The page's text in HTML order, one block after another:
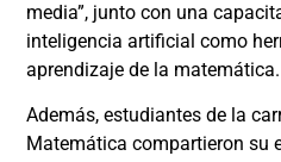
media”, junto con una
inteligencia artificial como
aprendizaje de la matemática.
Además, estudiantes de la
Matemática compartieron su